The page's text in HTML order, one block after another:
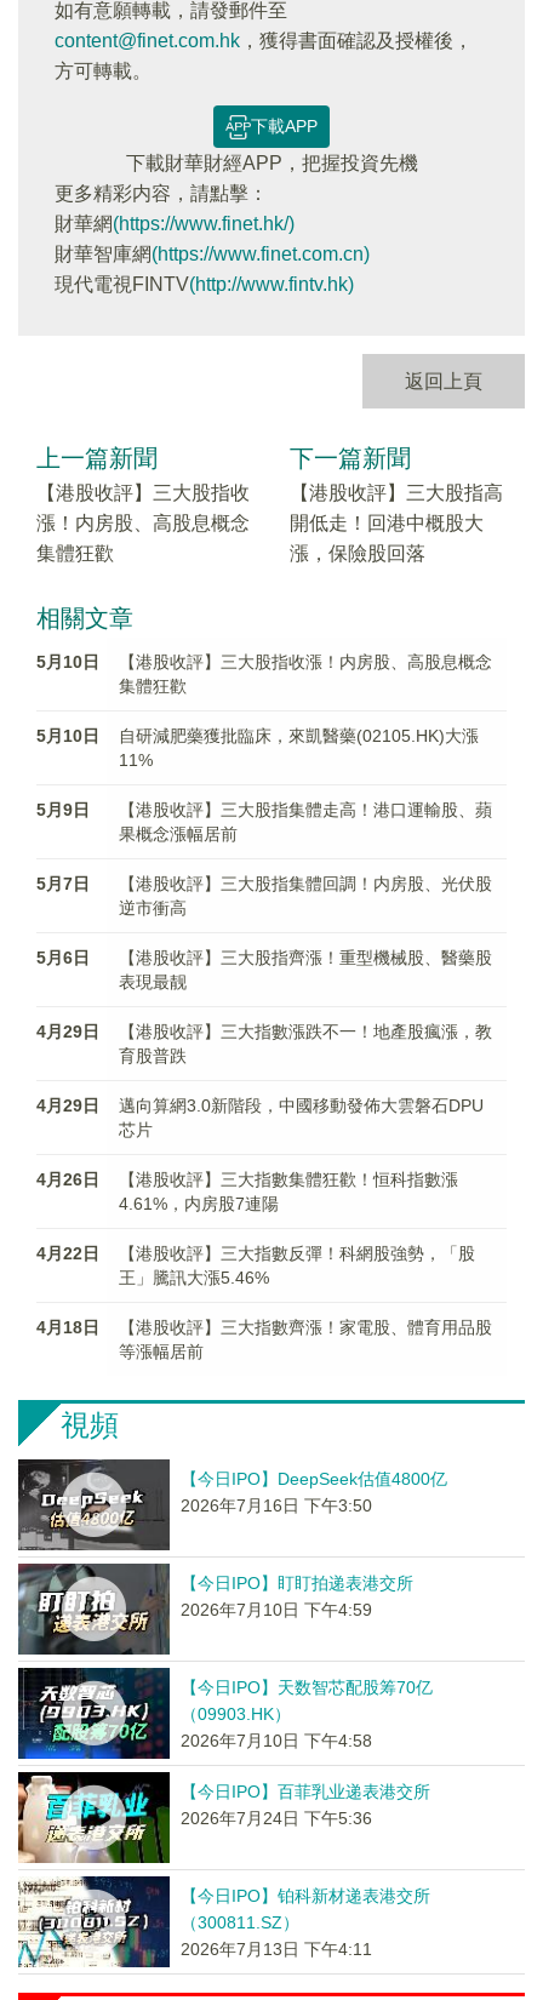
如有意願轉載，請發郵件至
content@finet.com.hk ，獲得書面確認及授權後，
方可轉載。
下載APP
下載財華財經APP，把握投資先機
更多精彩内容，請點擊：
財華網(https://www.finet.hk/)
財華智庫網(https://www.finet.com.cn)
現代電視FINTV(http://www.fintv.hk)
返回上頁
上一篇新聞
【港股收評】三大股指收
漲！内房股、高股息概念
集體狂歡
下一篇新聞
【港股收評】三大股指高
開低走！回港中概股大
漲，保險股回落
相關文章
5月10日
【港股收評】三大股指收漲！内房股、高股息概念
集體狂歡
5月10日
自研減肥藥獲批臨床，來凱醫藥(02105.HK)大漲
11%
5月9日
【港股收評】三大股指集體走高！港口運輸股、蘋
果概念漲幅居前
5月7日
【港股收評】三大股指集體回調！内房股、光伏股
逆市衝高
5月6日
【港股收評】三大股指齊漲！重型機械股、醫藥股
表現最靓
4月29日
【港股收評】三大指數漲跌不一！地產股瘋漲，教
育股普跌
4月29日
邁向算網3.0新階段，中國移動發佈大雲磐石DPU
芯片
4月26日
【港股收評】三大指數集體狂歡！恒科指數漲
4.61%，内房股7連陽
4月22日
【港股收評】三大指數反彈！科網股強勢，「股
王」騰訊大漲5.46%
4月18日
【港股收評】三大指數齊漲！家電股、體育用品股
等漲幅居前
視頻
【今日IPO】DeepSeek估值4800亿
2026年7月16日 下午3:50
【今日IPO】盯盯拍递表港交所
2026年7月10日 下午4:59
【今日IPO】天数智芯配股筹70亿
（09903.HK）
2026年7月10日 下午4:58
【今日IPO】百菲乳业递表港交所
2026年7月24日 下午5:36
【今日IPO】铂科新材递表港交所
（300811.SZ）
2026年7月13日 下午4:11